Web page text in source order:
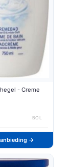
- Creme
BOL
→